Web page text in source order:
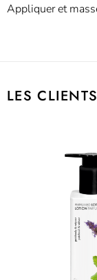
Appliquer et
LES